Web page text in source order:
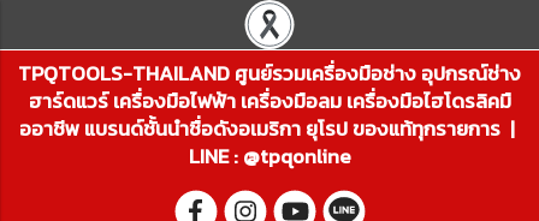
TPQTOOLS-THAILAND ศูนย์รวมเครื่องมือช่าง อุปกรณ์ช่าง
ฮาร์ดแวร์ เครื่องมือไฟฟ้า เครื่องมือลม เครื่องมือไฮโดรลิคมื
ออาชีพ แบรนด์ชั้นนำชื่อดังอเมริกา ยุโรป ของแท้ทุกรายการ |
LINE : @tpqonline